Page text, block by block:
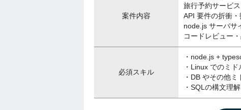
案件内容
旅行予約サービ
API 要件の折衝
node.js サーバサ
コードレビュー
必須スキル
・node.js +
・Linux でのミ
・DB やその他
・SQLの構文理